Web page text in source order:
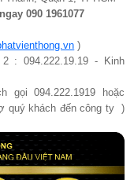
090 1961077​
)
2 : 094.222.19.19 - Kinh
094.222.1919 hoặc
quý khách đến công ty )